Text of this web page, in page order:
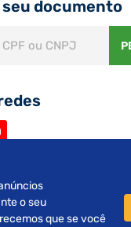
documento
o seu
que se você